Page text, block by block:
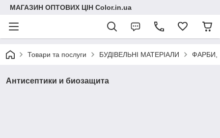
МАГАЗИН ОПТОВИХ ЦІН Color.in.ua
Товари та послуги БУДІВЕЛЬНІ МАТЕРІАЛИ ФАРБИ,
Антисептики и биозащита